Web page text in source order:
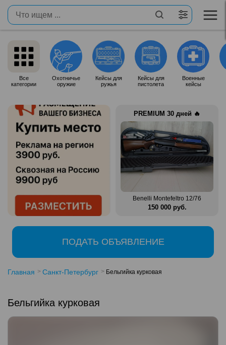
Все
категории
Охотничье
оружие
Кейсы для
ружья
Кейсы для
пистолета
Военные
кейсы
PREMIUM 30 дней 🔥
76 Zauer 303. 300 Win Mag
380 000 руб.
Benelli Montefeltro 12/76
150 000 руб.
ПОДАТЬ ОБЪЯВЛЕНИЕ
Главная Санкт-Петербург Бельгийка курковая
Бельгийка курковая